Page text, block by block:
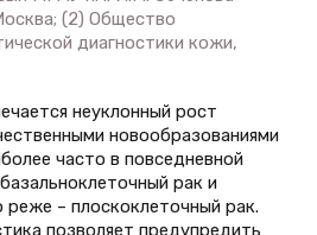
(2) Общество
диагностики кожи,
неуклонный рост
новообразованиями
часто в повседневной
рак и
– плоскоклеточный рак.
позволяет предупредить